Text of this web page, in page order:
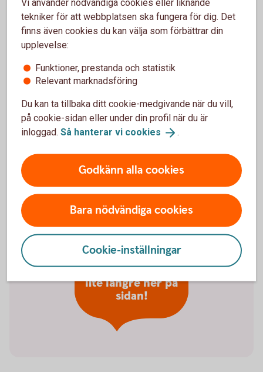
Viktig information
Bankgironummer och Plusgironummer kommer
att finnas kvar
OCR som fakturareferens kvarstår
Det blir obligatoriskt att ange
kontoöverföringar, löneutbetalningar och vid
bankgiro- och plusgirobetalning
Fler viktiga
förändringar finns
lite längre ner på
sidan!
Vi använder nödvändiga cookies eller liknande
tekniker för att webbplatsen ska fungera för dig. Det
finns även cookies du kan välja som förbättrar din
upplevelse:
Funktioner, prestanda och statistik
Relevant marknadsföring
Du kan ta tillbaka ditt cookie-medgivande när du vill,
på cookie-sidan eller under din profil när du är
inloggad. Så hanterar vi cookies .
Godkänn alla cookies
Bara nödvändiga cookies
Cookie-inställningar